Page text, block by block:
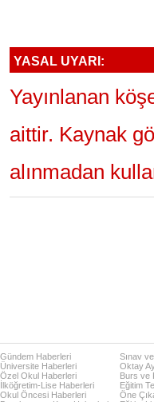
YASAL UYARI:
Yayınlanan
aittir. Kaynak
alınmadan
Gündem Haberleri
Üniversite Haberleri
Özel Okul Haberleri
İlköğretim-Lise Haberleri
Okul Öncesi Haberleri
Sınav
Oktay
Burs ve
Eğitim
Öne